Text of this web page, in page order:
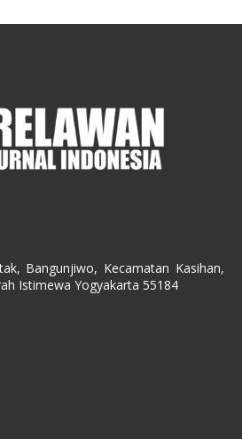
Bangunjiwo, Kecamatan Kasihan,
Istimewa Yogyakarta 55184